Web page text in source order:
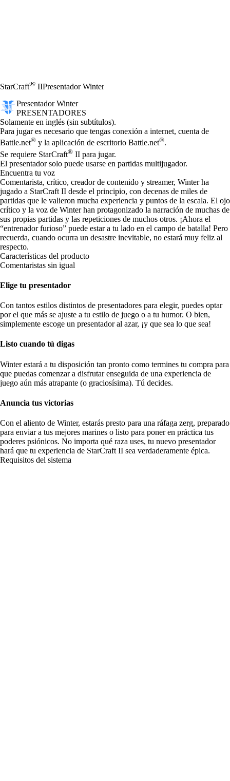
StarCraft® IIPresentador Winter
Presentador Winter
PRESENTADORES
Precio
Available actions
Solamente en inglés (sin subtítulos).
Para jugar es necesario que tengas conexión a internet, cuenta de
Battle.net® y la aplicación de escritorio Battle.net®.
Se requiere StarCraft® II para jugar.
El presentador solo puede usarse en partidas multijugador.
Encuentra tu voz
Comentarista, crítico, creador de contenido y streamer, Winter ha
jugado a StarCraft II desde el principio, con decenas de miles de
partidas que le valieron mucha experiencia y puntos de la escala. El ojo
crítico y la voz de Winter han protagonizado la narración de muchas de
sus propias partidas y las repeticiones de muchos otros. ¡Ahora el
“entrenador furioso” puede estar a tu lado en el campo de batalla! Pero
recuerda, cuando ocurra un desastre inevitable, no estará muy feliz al
respecto.
Características del producto
Comentaristas sin igual
Elige tu presentador
Con tantos estilos distintos de presentadores para elegir, puedes optar
por el que más se ajuste a tu estilo de juego o a tu humor. O bien,
simplemente escoge un presentador al azar, ¡y que sea lo que sea!
Listo cuando tú digas
Winter estará a tu disposición tan pronto como termines tu compra para
que puedas comenzar a disfrutar enseguida de una experiencia de
juego aún más atrapante (o graciosísima). Tú decides.
Anuncia tus victorias
Con el aliento de Winter, estarás presto para una ráfaga zerg, preparado
para enviar a tus mejores marines o listo para poner en práctica tus
poderes psiónicos. No importa qué raza uses, tu nuevo presentador
hará que tu experiencia de StarCraft II sea verdaderamente épica.
Requisitos del sistema